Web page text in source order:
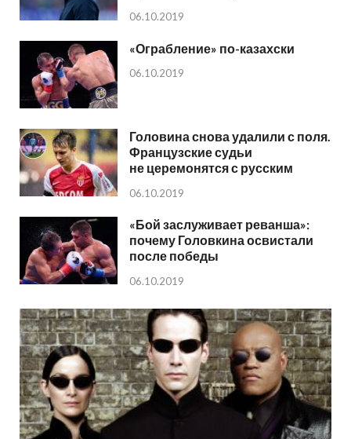
06.10.2019
«Ограбление» по-казахски
06.10.2019
Головина снова удалили с поля.
Французские судьи
не церемонятся с русским
06.10.2019
«Бой заслуживает реванша»:
почему Головкина освистали
после победы
06.10.2019